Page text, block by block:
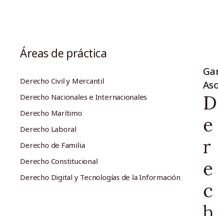
Áreas de práctica
Derecho Civil y Mercantil
Derecho Nacionales e Internacionales
Derecho Marítimo
Derecho Laboral
Derecho de Familia
Derecho Constitucional
Derecho Digital y Tecnologías de la Información
D
e
r
e
c